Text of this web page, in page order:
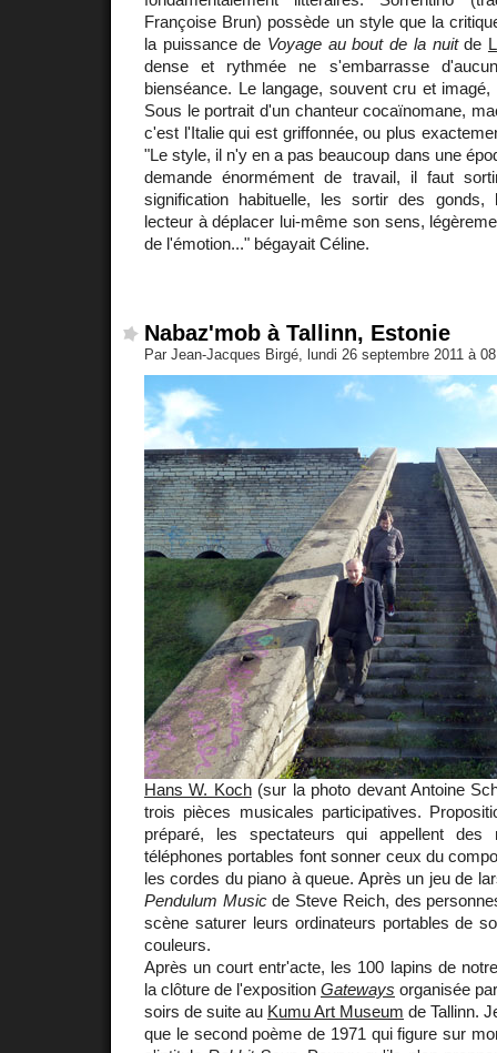
Françoise Brun) possède un style que la
la puissance de Voyage au bout de la nuitde
dense et rythmée ne s'embarrasse
bienséance. Le langage, souvent cru et
Sous le portrait d'un chanteur cocaïnomane,
c'est l'Italie qui est griffonnée, ou plus
"Le style, il n'y en a pas beaucoup dans une
demande énormément de travail, il faut
signification habituelle, les sortir des gonds,
lecteur à déplacer lui-même son sens,
de l'émotion..." bégayait Céline.
Nabaz'mob à Tallinn, Estonie
Par Jean-Jacques Birgé, lundi 26 septembre 2011 à
Hans W. Koch(sur la photo devant Antoine
trois pièces musicales participatives.
préparé, les spectateurs qui appellent des
téléphones portables font sonner ceux du
les cordes du piano à queue. Après un jeu de
Pendulum Musicde Steve Reich, des
scène saturer leurs ordinateurs portables de
couleurs.
Après un court entr'acte, les 100 lapins de
la clôture de l'exposition Gateways organisée
soirs de suite au Kumu Art Museum de Tallinn.
que le second poème de 1971 qui figure sur